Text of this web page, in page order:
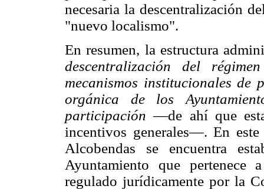
necesaria la descentralización
"nuevo localismo".
En resumen, la estructura
descentralización del
mecanismos institucionales
orgánica de los
participación —de ahí que
incentivos generales—. En
Alcobendas se encuentra
Ayuntamiento que
regulado jurídicamente por la